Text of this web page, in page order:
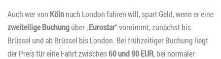
Auch wer von Kölnnach London fahren will, spart Geld, wenn er eine
zweiteilige Buchungüber „Eurostar“ vornimmt, zunächst bis
Brüssel und ab Brüssel bis London. Bei frühzeitiger Buchung liegt
der Preis für eine Fahrt zwischen 60 und 90 EUR, bei normaler